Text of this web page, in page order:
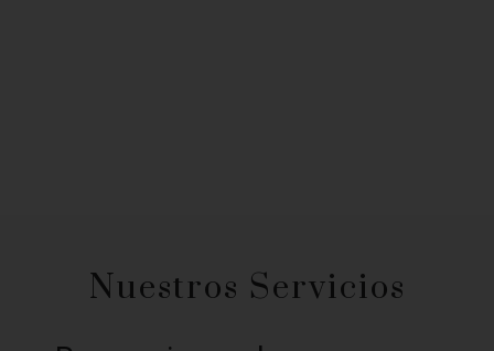
Nuestros Servicios